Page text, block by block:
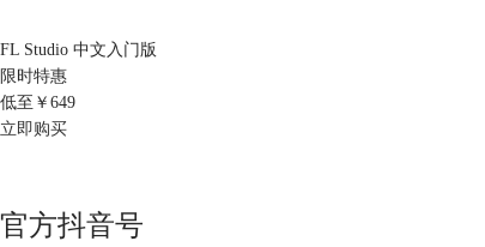
FL Studio 中文入门版
限时特惠
低至￥ 649
立即购买
官方抖音号